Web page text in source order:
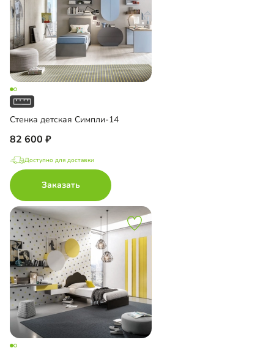
Стенка детская Симпли-14
82 600
Доступно для доставки
Заказать